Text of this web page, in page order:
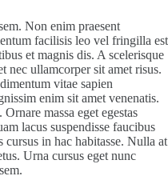
Non enim praesent
facilisis leo vel fringilla est
et magnis dis. A scelerisque
nec ullamcorper sit amet risus.
vitae sapien
enim sit amet venenatis.
massa eget egestas
lacus suspendisse faucibus
in hac habitasse. Nulla at
Urna cursus eget nunc